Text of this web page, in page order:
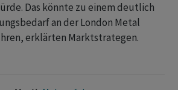
Das könnte zu einem deutlich
an der London Metal
erklärten Marktstrategen.